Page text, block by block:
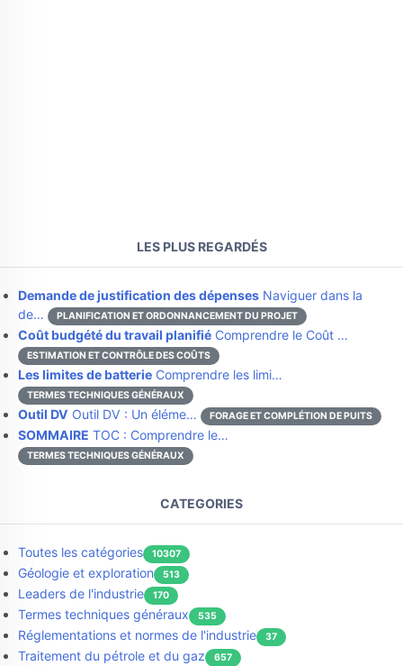
LES PLUS REGARDÉS
Demande de justification des dépenses Naviguer dans la
de…
PLANIFICATION ET ORDONNANCEMENT DU PROJET
Coût budgété du travail planifié Comprendre le Coût …
ESTIMATION ET CONTRÔLE DES COÛTS
Les limites de batterie Comprendre les limi…
TERMES TECHNIQUES GÉNÉRAUX
Outil DV Outil DV : Un éléme… FORAGE ET COMPLÉTION DE PUITS
SOMMAIRE TOC : Comprendre le…
TERMES TECHNIQUES GÉNÉRAUX
CATEGORIES
Toutes les catégories 10307
Géologie et exploration 513
Leaders de l'industrie 170
Termes techniques généraux 535
Réglementations et normes de l'industrie 37
Traitement du pétrole et du gaz 657